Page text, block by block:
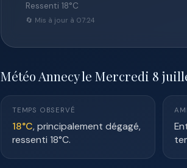
Ressenti 18°C
🔄 Mis à jour à 07:24
Météo Annecy le Mercredi 8
TEMPS OBSERVÉ
18°C, principalement dégagé,
ressenti 18°C.